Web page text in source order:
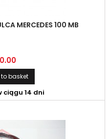
MERCEDES 100 MB
basket
ciągu 14 dni